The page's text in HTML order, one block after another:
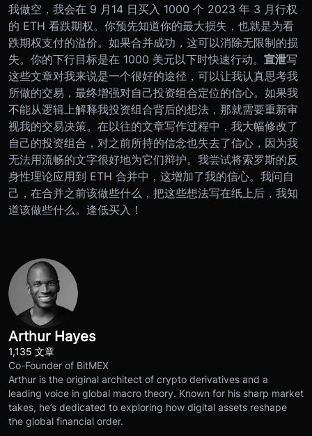
我做空，我会在 9 月14 日买入 1000 个 2023 年 3 月行权
的 ETH 看跌期权。你预先知道你的最大损失，也就是为看
跌期权支付的溢价。如果合并成功，这可以消除无限制的损
失。你的下行目标是在 1000 美元以下时快速行动。 宣泄写
这些文章对我来说是一个很好的途径，可以让我认真思考我
所做的交易，最终增强对自己投资组合定位的信心。如果我
不能从逻辑上解释我投资组合背后的想法，那就需要重新审
视我的交易决策。在以往的文章写作过程中，我大幅修改了
自己的投资组合，对之前所持的信念也失去了信心，因为我
无法用流畅的文字很好地为它们辩护。 我尝试将索罗斯的反
身性理论应用到 ETH 合并中，这增加了我的信心。我问自
己，在合并之前该做些什么，把这些想法写在纸上后，我知
道该做些什么。逢低买入！
Arthur Hayes
1,135 文章
Co-Founder of BitMEX
Arthur is the original architect of crypto derivatives and a
leading voice in global macro theory. Known for his sharp market
takes, he’s dedicated to exploring how digital assets reshape
the global financial order.